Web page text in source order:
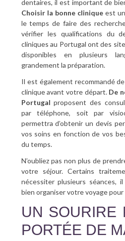
dentaires, il est important de
Choisir la bonne cliniqueest
le temps de faire des
vérifier les qualifications du
cliniques au Portugal ont des
disponibles en plusieurs
grandement la préparation.
Il est également recommandé
clinique avant votre départ. De
Portugal proposent des
par téléphone, soit par
permettra d’obtenir un devis
vos soins en fonction de vos
du temps.
N’oubliez pas non plus de
votre séjour. Certains
nécessiter plusieurs séances,
bien organiser votre voyage
UN SOURIRE
PORTÉE DE